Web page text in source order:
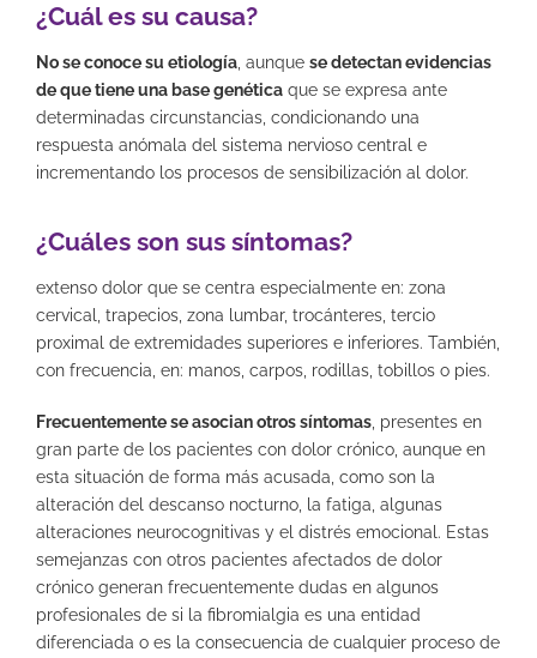
¿Cuál es su causa?
No se conoce su etiología , aunque se detectan evidencias
de que tiene una base genética que se expresa ante
determinadas circunstancias, condicionando una
respuesta anómala del sistema nervioso central e
incrementando los procesos de sensibilización al dolor.
¿Cuáles son sus síntomas?
extenso dolor que se centra especialmente en: zona
cervical, trapecios, zona lumbar, trocánteres, tercio
proximal de extremidades superiores e inferiores. También,
con frecuencia, en: manos, carpos, rodillas, tobillos o pies.
Frecuentemente se asocian otros síntomas , presentes en
gran parte de los pacientes con dolor crónico, aunque en
esta situación de forma más acusada, como son la
alteración del descanso nocturno, la fatiga, algunas
alteraciones neurocognitivas y el distrés emocional. Estas
semejanzas con otros pacientes afectados de dolor
crónico generan frecuentemente dudas en algunos
profesionales de si la fibromialgia es una entidad
diferenciada o es la consecuencia de cualquier proceso de